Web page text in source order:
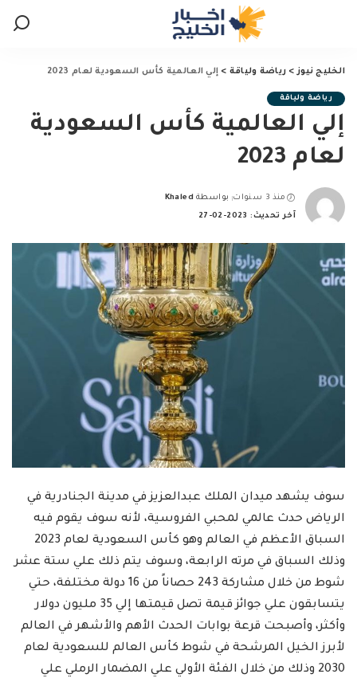
الخليج نيوز> رياضة ولياقة > إلي العالمية كأس السعودية لعام 2023
رياضة ولياقة
إلي العالمية كأس السعودية
لعام 2023
منذ 3 سنوات
Posted
by
بواسطة Khaled
آخر تحديث: 2023-02-27
سوف يشهد ميدان الملك عبدالعزيز في مدينة الجنادرية في
الرياض حدث عالمي لمحبي الفروسية، لأنه سوف يقوم فيه
السباق الأعظم في العالم وهو كأس السعودية لعام 2023
وذلك السباق في مرته الرابعة، وسوف يتم ذلك علي ستة عشر
شوط من خلال مشاركة 243 حصاناً من 16 دولة مختلفة، حتي
يتسابقون علي جوائز قيمة تصل قيمتها إلي 35 مليون دولار
وأكثر، وأصبحت قرعة بوابات الحدث الأهم والأشهر في العالم
لأبرز الخيل المرشحة في شوط كأس العالم للسعودية لعام
2030 وذلك من خلال الفئة الأولي علي المضمار الرملي علي